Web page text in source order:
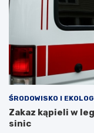
ŚRODOWISKO I
Zakaz kąpieli w
sinic